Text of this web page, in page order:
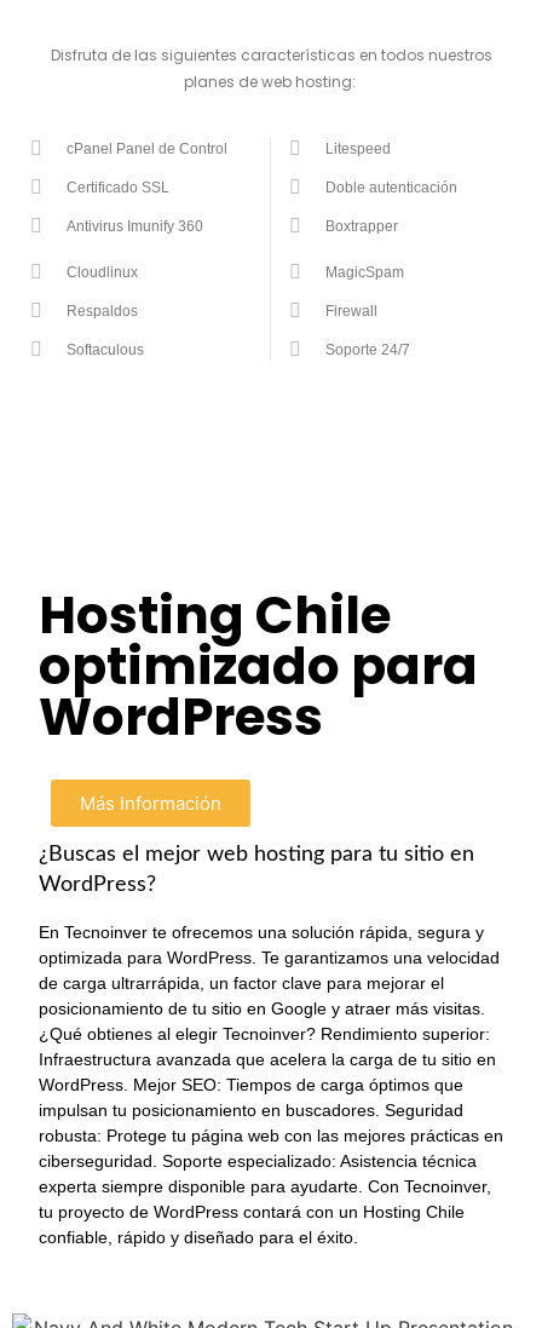
Disfruta de las siguientes características en todos nuestros
planes de web hosting:
cPanel Panel de Control
Certificado SSL
Antivirus Imunify 360
Litespeed
Doble autenticación
Boxtrapper
Cloudlinux
Respaldos
Softaculous
MagicSpam
Firewall
Soporte 24/7
Hosting Chile
optimizado para
WordPress
Más Información
¿Buscas el mejor web hosting para tu sitio en
WordPress?
En Tecnoinver te ofrecemos una solución rápida, segura y
optimizada para WordPress. Te garantizamos una velocidad
de carga ultrarrápida, un factor clave para mejorar el
posicionamiento de tu sitio en Google y atraer más visitas.
¿Qué obtienes al elegir Tecnoinver? Rendimiento superior:
Infraestructura avanzada que acelera la carga de tu sitio en
WordPress. Mejor SEO: Tiempos de carga óptimos que
impulsan tu posicionamiento en buscadores. Seguridad
robusta: Protege tu página web con las mejores prácticas en
ciberseguridad. Soporte especializado: Asistencia técnica
experta siempre disponible para ayudarte. Con Tecnoinver,
tu proyecto de WordPress contará con un Hosting Chile
confiable, rápido y diseñado para el éxito.